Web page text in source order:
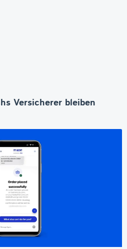
Versicherer bleiben